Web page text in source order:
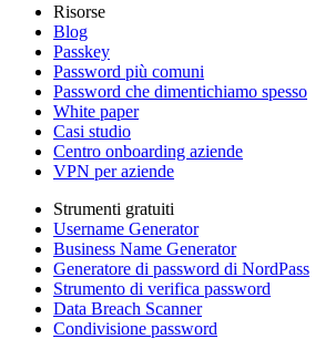
Risorse
Blog
Passkey
Password più comuni
Password che dimentichiamo spesso
White paper
Casi studio
Centro onboarding aziende
VPN per aziende
Strumenti gratuiti
Username Generator
Business Name Generator
Generatore di password di NordPass
Strumento di verifica password
Data Breach Scanner
Condivisione password